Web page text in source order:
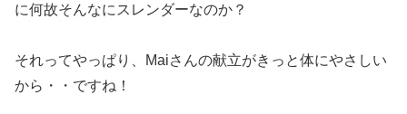
に何故そんなにスレンダーなのか？
それってやっぱり、Maiさんの献立がきっと体にやさしい
から・・ですね！